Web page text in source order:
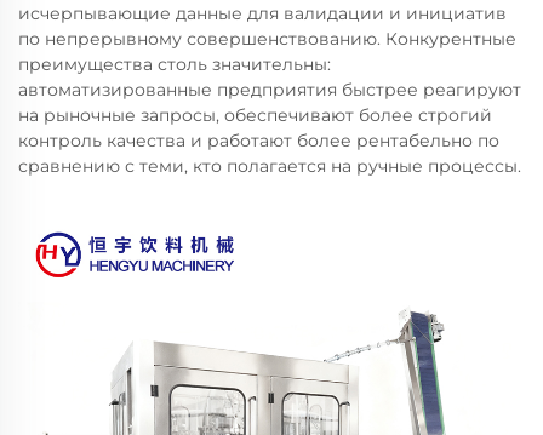
исчерпывающие данные для валидации и инициатив
по непрерывному совершенствованию. Конкурентные
преимущества столь значительны:
автоматизированные предприятия быстрее реагируют
на рыночные запросы, обеспечивают более строгий
контроль качества и работают более рентабельно по
сравнению с теми, кто полагается на ручные процессы.